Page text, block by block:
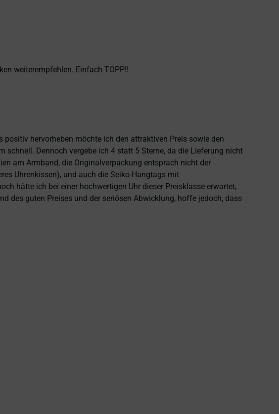
weiterempfehlen. Einfach TOPP!!
hervorheben möchte ich den attraktiven Preis sowie den
Dennoch vergebe ich 4 statt 5 Sterne, da die Lieferung nicht
am Armband, die Originalverpackung entsprach nicht der
Uhrenkissen), und auch die Seiko-Hangtags mit
hätte ich bei einer hochwertigen Uhr dieser Preisklasse erwartet,
des guten Preises und der seriösen Abwicklung, hoffe jedoch, dass